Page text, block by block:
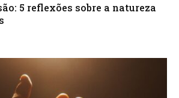
5 reflexões sobre a natureza